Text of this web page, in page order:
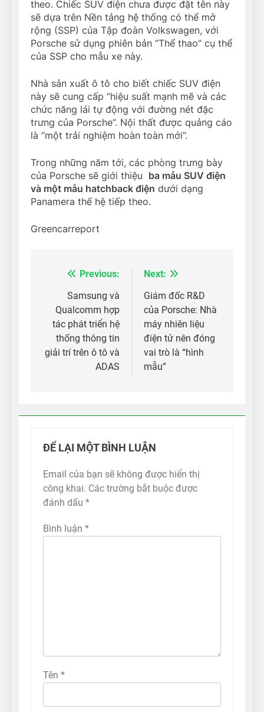
theo. Chiếc SUV điện chưa được đặt tên này
sẽ dựa trên Nền tảng hệ thống có thể mở
rộng (SSP) của Tập đoàn Volkswagen, với
Porsche sử dụng phiên bản “Thể thao” cụ thể
của SSP cho mẫu xe này.
Nhà sản xuất ô tô cho biết chiếc SUV điện
này sẽ cung cấp “hiệu suất mạnh mẽ và các
chức năng lái tự động với đường nét đặc
trưng của Porsche”. Nội thất được quảng cáo
là “một trải nghiệm hoàn toàn mới”.
Trong những năm tới, các phòng trưng bày
của Porsche sẽ giới thiệu ba mẫu SUV điện
và một mẫu hatchback điện dưới dạng
Panamera thế hệ tiếp theo.
Greencarreport
Điều
hướng
bài
viết
Previous:
Samsung và
Qualcomm hợp
tác phát triển hệ
thống thông tin
giải trí trên ô tô và
ADAS
Next:
Giám đốc R&D
của Porsche: Nhà
máy nhiên liệu
điện tử nên đóng
vai trò là “hình
mẫu”
ĐỂ LẠI MỘT BÌNH LUẬN
Email của bạn sẽ không được hiển thị
công khai. Các trường bắt buộc được
đánh dấu *
Bình luận *
Tên *